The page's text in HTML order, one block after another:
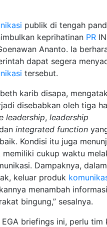
publik di tengah
keprihatinan PR
Ananto. Ia
dapat segera
tersebut.
karib disapa,
disebabkan oleh tiga
leadership, leadership
integrated function
Kondisi itu juga
cukup waktu
Dampaknya,
keluar produk
menambah
bingung,” sesalnya.
briefings ini, perlu tim